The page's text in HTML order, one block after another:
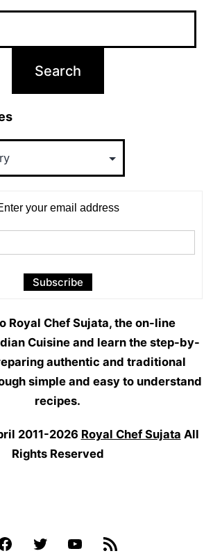
your email address
Royal Chef Sujata, the on-line
Cuisine and learn the step-by-
authentic and traditional
simple and easy to understand
recipes.
2011-2026 Royal Chef Sujata All
Rights Reserved
FacebookTwitter YouTube